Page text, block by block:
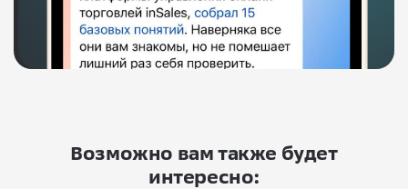
Возможно вам также будет
интересно: